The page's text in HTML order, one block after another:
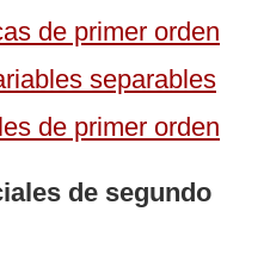
de primer orden
separables
de primer orden
de segundo